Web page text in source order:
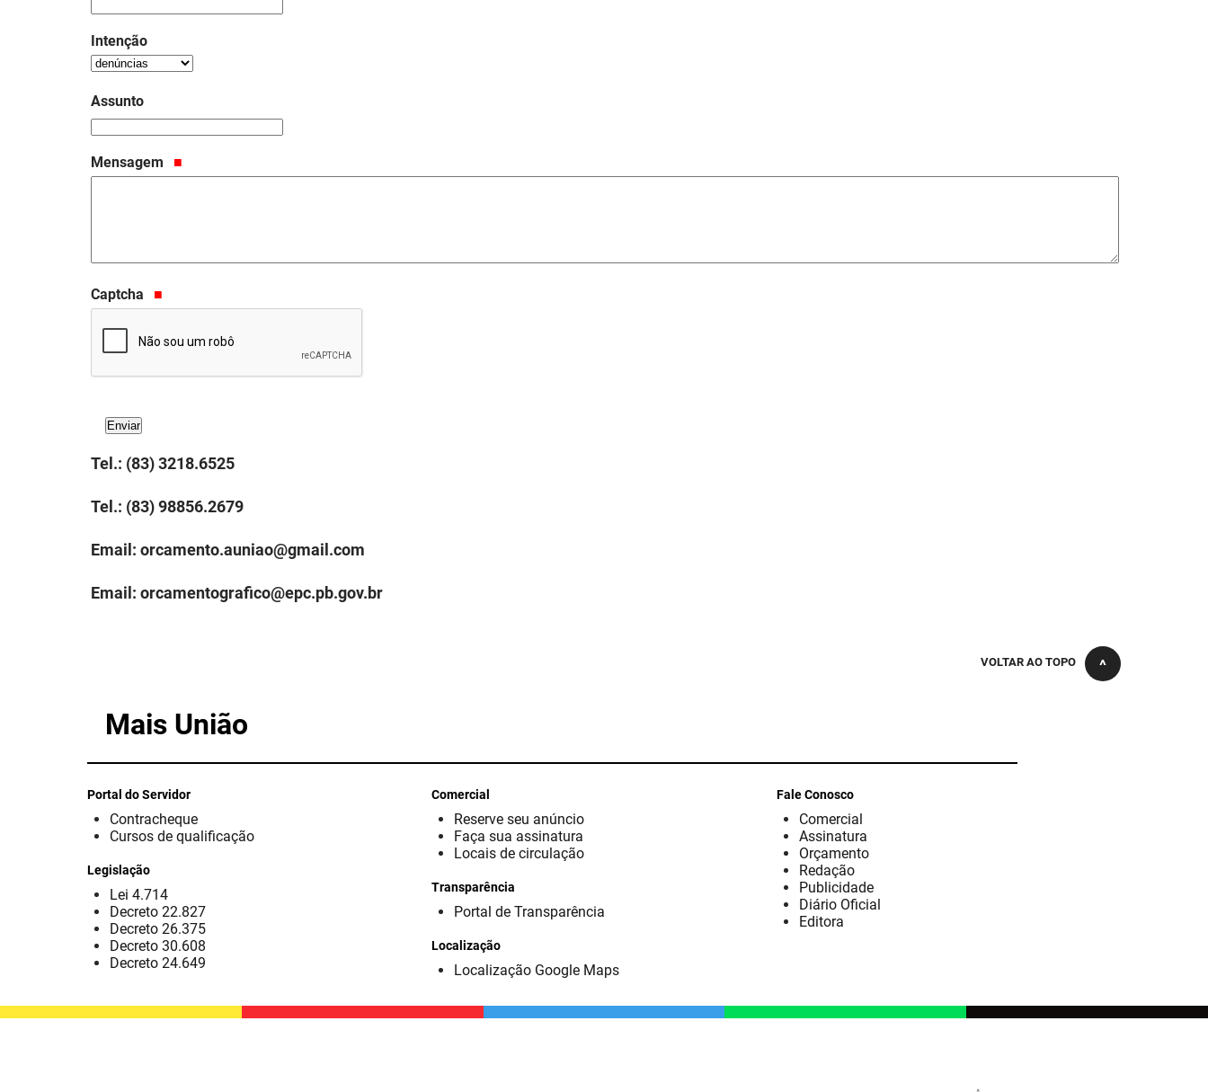
Intenção
Assunto
Mensagem
Captcha
Tel.: (83) 3218.6525
Tel.: (83) 98856.2679
Email: orcamento.auniao@gmail.com
Email: orcamentografico@epc.pb.gov.br
VOLTAR AO TOPO
Mais União
Portal do Servidor
Contracheque
Cursos de qualificação
Legislação
Lei 4.714
Decreto 22.827
Decreto 26.375
Decreto 30.608
Decreto 24.649
Comercial
Reserve seu anúncio
Faça sua assinatura
Locais de circulação
Transparência
Portal de Transparência
Localização
Localização Google Maps
Fale Conosco
Comercial
Assinatura
Orçamento
Redação
Publicidade
Diário Oficial
Editora